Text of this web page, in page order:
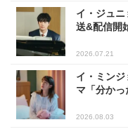
イ・ジュ
送&配信開
2026.07.21
イ・ミン
マ「分か
2026.08.03